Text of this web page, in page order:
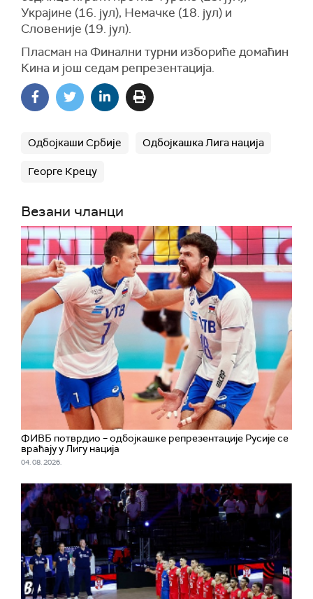
Украјине (16. јул), Немачке (18. јул) и
Словеније (19. јул).
Пласман на Финални турни избориће домаћин
Кина и још седам репрезентација.
Одбојкаши Србије Одбојкашка Лига нација
Георге Крецу
Везани чланци
ФИВБ потврдио – одбојкашке репрезентације Русије се
враћају у Лигу нација
04. 08. 2026.